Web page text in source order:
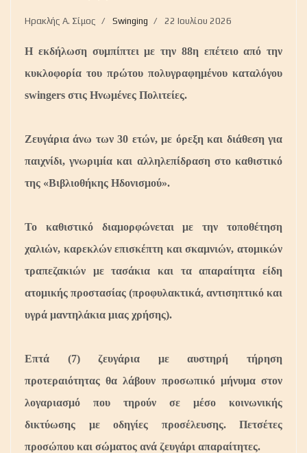
Ηρακλής Α. Σίμος Swinging 22 Ιουλίου 2026
Η εκδήλωση συμπίπτει με την 88η επέτειο από την
κυκλοφορία του πρώτου πολυγραφημένου καταλόγου
swingers στις Ηνωμένες Πολιτείες.
Ζευγάρια άνω των 30 ετών, με όρεξη και διάθεση για
παιχνίδι, γνωριμία και αλληλεπίδραση στο καθιστικό
της «Βιβλιοθήκης Ηδονισμού».
Το καθιστικό διαμορφώνεται με την τοποθέτηση
χαλιών, καρεκλών επισκέπτη και σκαμνιών, ατομικών
τραπεζακιών με τασάκια και τα απαραίτητα είδη
ατομικής προστασίας (προφυλακτικά, αντισηπτικό και
υγρά μαντηλάκια μιας χρήσης).
Επτά (7) ζευγάρια με αυστηρή τήρηση
προτεραιότητας θα λάβουν προσωπικό μήνυμα στον
λογαριασμό που τηρούν σε μέσο κοινωνικής
δικτύωσης με οδηγίες προσέλευσης. Πετσέτες
προσώπου και σώματος ανά ζευγάρι απαραίτητες.